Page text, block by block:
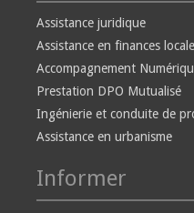
Assistance juridique
Assistance en finances
Accompagnement
Prestation DPO Mutualisé
Ingénierie et conduite de
Assistance en urbanisme
Informer